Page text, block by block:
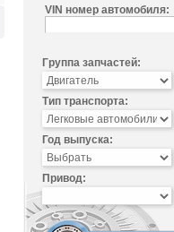
VIN номер автомобиля:
Группа запчастей:
Тип транспорта:
Год выпуска:
Привод: